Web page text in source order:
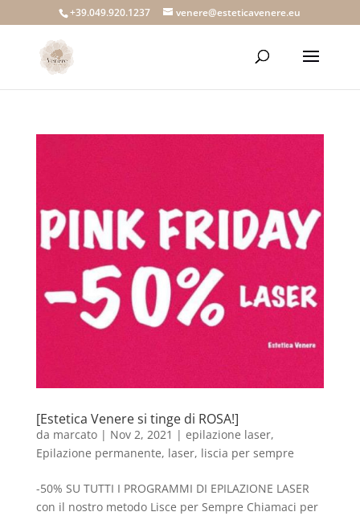
+39.049.920.1237 venere@esteticavenere.eu
[Estetica Venere si tinge di ROSA!]
da marcato| Nov 2, 2021 | epilazione laser,
Epilazione permanente, laser, liscia per sempre
-50% SU TUTTI I PROGRAMMI DI EPILAZIONE LASER
con il nostro metodo Lisce per Sempre Chiamaci per